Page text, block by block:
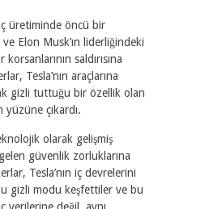
üretiminde öncü bir
Elon Musk’ın liderliğindeki
saldırısına
Tesla’nın araçlarına
gizli tuttuğu bir özellik olan
yüzüne çıkardı.
olarak gelişmiş
güvenlik zorluklarına
Tesla’nın iç devrelerini
gizli modu keşfettiler ve bu